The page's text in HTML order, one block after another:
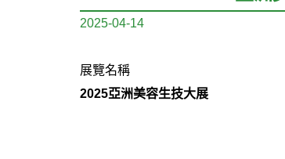
2025-04-14
展覽名稱
2025亞洲美容生技大展